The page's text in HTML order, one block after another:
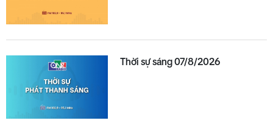
Thời sự sáng 07/8/2026